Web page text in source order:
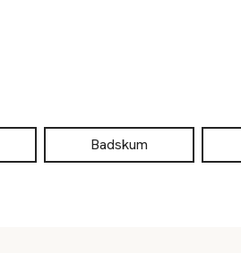
Badskum